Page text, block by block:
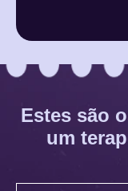
Estes são
um